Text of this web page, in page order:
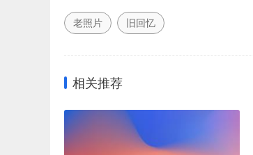
老照片 旧回忆
相关推荐